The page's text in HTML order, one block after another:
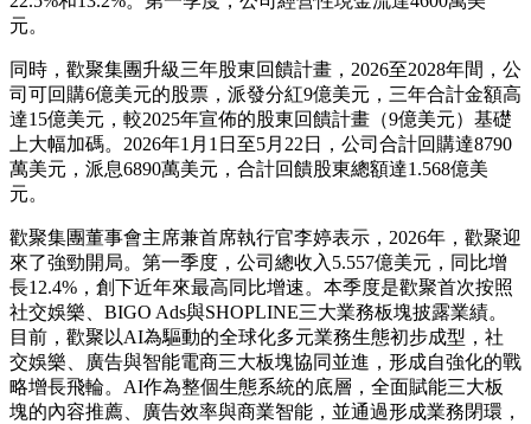
元。
同時，歡聚集團升級三年股東回饋計畫，2026至2028年間，公
司可回購6億美元的股票，派發分紅9億美元，三年合計金額高
達15億美元，較2025年宣佈的股東回饋計畫（9億美元）基礎
上大幅加碼。2026年1月1日至5月22日，公司合計回購達8790
萬美元，派息6890萬美元，合計回饋股東總額達1.568億美
元。
歡聚集團董事會主席兼首席執行官李婷表示，2026年，歡聚迎
來了強勁開局。第一季度，公司總收入5.557億美元，同比增
長12.4%，創下近年來最高同比增速。本季度是歡聚首次按照
社交娛樂、BIGO Ads與SHOPLINE三大業務板塊披露業績。
目前，歡聚以AI為驅動的全球化多元業務生態初步成型，社
交娛樂、廣告與智能電商三大板塊協同並進，形成自強化的戰
略增長飛輪。AI作為整個生態系統的底層，全面賦能三大板
塊的內容推薦、廣告效率與商業智能，並通過形成業務閉環，